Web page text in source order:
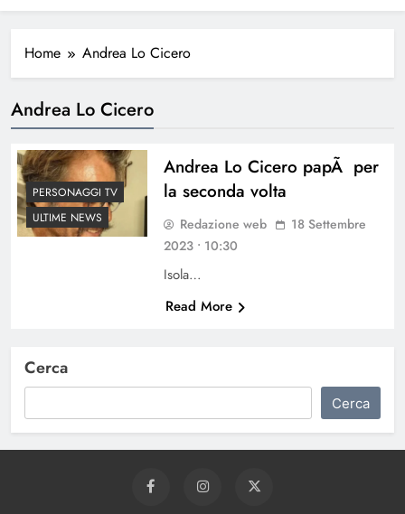
Home Andrea Lo Cicero
Andrea Lo Cicero
PERSONAGGI TV
ULTIME NEWS
Andrea Lo Cicero papÃ per
la seconda volta
Redazione web
18 Settembre
2023 • 10:30
Isola…
Read More
Cerca
Cerca